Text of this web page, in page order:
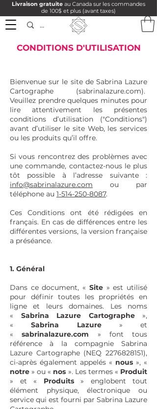
Livraison gratuite au Canada sur les commandes
de 100$ et plus (avant taxes)
CONDITIONS D'UTILISATION
Bienvenue sur le site de Sabrina Lazure
Cartographe (sabrinalazure.com).
Veuillez prendre quelques minutes pour
lire attentivement les présentes
conditions d’utilisation ("Conditions")
avant d’utiliser le site Web, les services
ou les produits qu’il offre.
Si vous rencontrez des problèmes avec
une commande, contactez-nous le plus
tôt possible à l’adresse suivante :
info@sabrinalazure.com ou par
téléphone au 1-514-250-8087.
Ces Conditions ont été rédigées en
français. En cas de différences entre les
différentes versions, la version française
a préséance.
1. Général
Dans ce document, « Site » est utilisé
pour définir toutes les propriétés en
ligne et leurs domaines. Les noms
« Sabrina Lazure Cartographe »,
«Sabrina Lazure» et
«sabrinalazure.com » font tous
référence à la compagnie Sabrina
Lazure Cartographe (NEQ 2276828151),
ci-après également appelés « nous », «
notre» ou « nos ». Les termes « Produit
» et « Produits » englobent tout
élément physique, électronique ou
service qui est fourni par Sabrina Lazure